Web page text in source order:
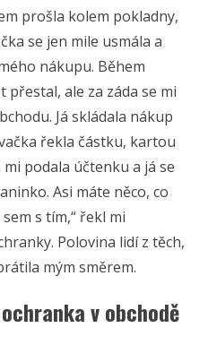
prošla kolem pokladny,
se jen mile usmála a
nákupu. Během
ale za záda se mi
Já skládala nákup
řekla částku, kartou
podala účtenku a já se
Asi máte něco, co
s tím,“ řekl mi
Polovina lidí z těch,
mým směrem.
v obchodě